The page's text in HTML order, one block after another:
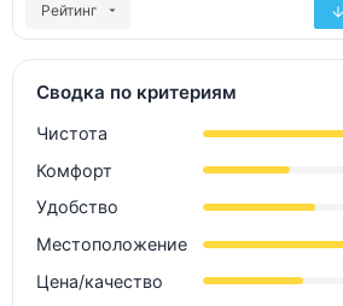
Рейтинг
Сводка по критериям
Чистота
Комфорт
Удобство
Местоположение
Цена/качество